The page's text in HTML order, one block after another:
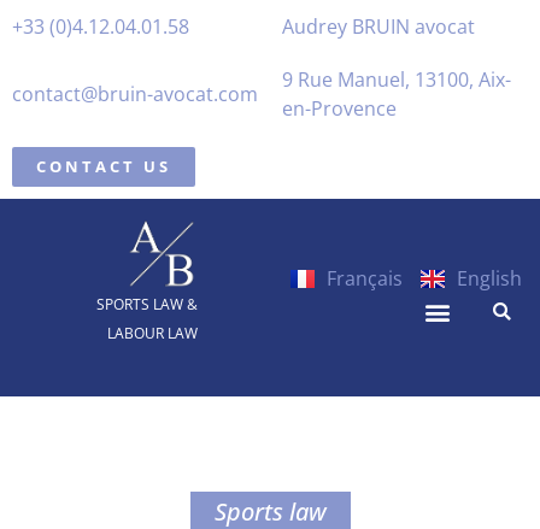
+33 (0)4.12.04.01.58 Audrey BRUIN avocat
contact@bruin-avocat.com
9 Rue Manuel, 13100, Aix-
en-Provence
CONTACT US
SPORTS LAW &
LABOUR LAW
Français English
Sports law